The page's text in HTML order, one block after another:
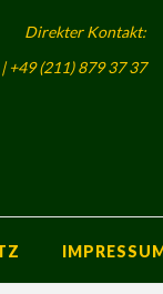
Direkter Kontakt:
+49 (211) 879 37 37